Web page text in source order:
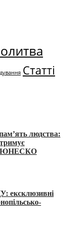
Статті
людства:
в ЮНЕСКО